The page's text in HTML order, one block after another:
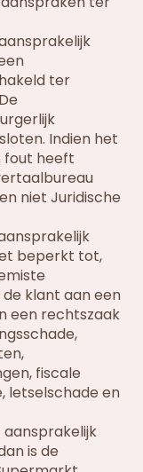
ter
Indien het
fout heeft
niet Juridische
beperkt tot,
klant aan een
een rechtszaak
fiscale
letselschade en
aansprakelijk
is de